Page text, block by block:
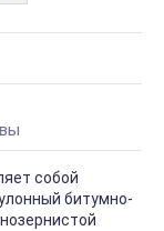
собой
битумно-